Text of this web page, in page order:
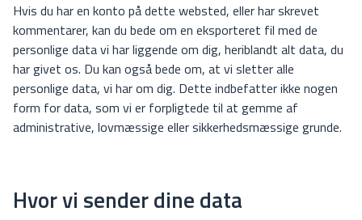
Hvis du har en konto på dette websted, eller har skrevet
kommentarer, kan du bede om en eksporteret fil med de
personlige data vi har liggende om dig, heriblandt alt data, du
har givet os. Du kan også bede om, at vi sletter alle
personlige data, vi har om dig. Dette indbefatter ikke nogen
form for data, som vi er forpligtede til at gemme af
administrative, lovmæssige eller sikkerhedsmæssige grunde.
Hvor vi sender dine data